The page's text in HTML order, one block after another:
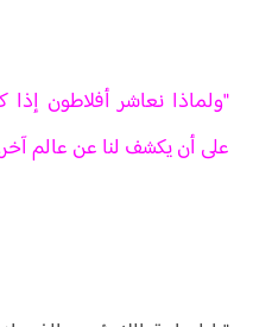
"ولماذا نعاشر أفلاطون
على أن يكشف لنا عن عالم